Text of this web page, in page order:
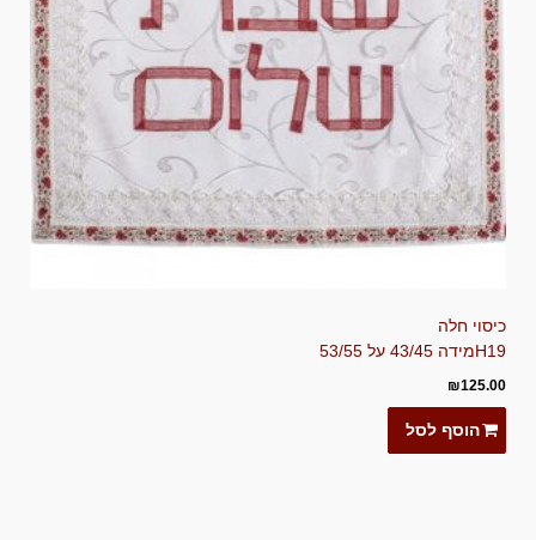
כיסוי חלה
H19מידה 43/45 על 53/55
₪125.00
הוסף לסל